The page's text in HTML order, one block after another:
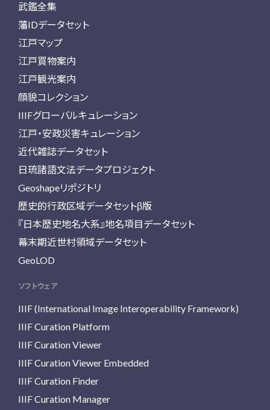
武鑑全集
藩IDデータセット
江戸マップ
江戸買物案内
江戸観光案内
顔貌コレクション
IIIFグローバルキュレーション
江戸・安政災害キュレーション
近代雑誌データセット
日琉諸語文法データプロジェクト
Geoshapeリポジトリ
歴史的行政区域データセットβ版
『日本歴史地名大系』地名項目データセット
幕末期近世村領域データセット
GeoLOD
ソフトウェア
IIIF (International Image Interoperability Framework)
IIIF Curation Platform
IIIF Curation Viewer
IIIF Curation Viewer Embedded
IIIF Curation Finder
IIIF Curation Manager